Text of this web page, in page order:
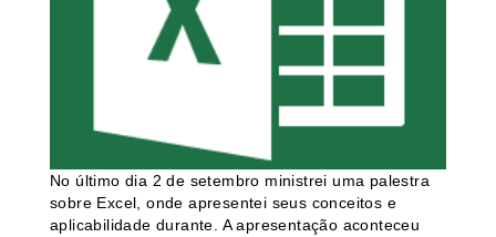
No último dia 2 de setembro ministrei uma palestra
sobre Excel, onde apresentei seus conceitos e
aplicabilidade durante. A apresentação aconteceu